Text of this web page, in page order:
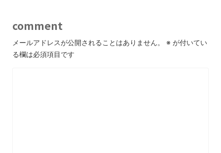
comment
メールアドレスが公開されることはありません。 ※ が付いてい
る欄は必須項目です